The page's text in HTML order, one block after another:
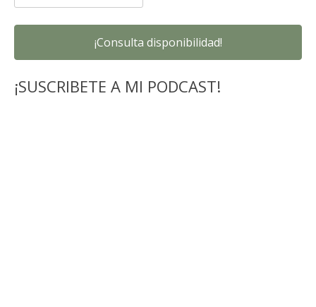
¡Consulta disponibilidad!
¡SUSCRIBETE A MI PODCAST!